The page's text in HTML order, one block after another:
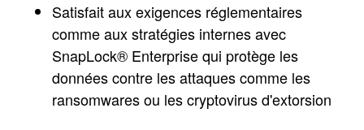
Satisfait aux exigences réglementaires
comme aux stratégies internes avec
SnapLock® Enterprise qui protège les
données contre les attaques comme les
ransomwares ou les cryptovirus d'extorsion